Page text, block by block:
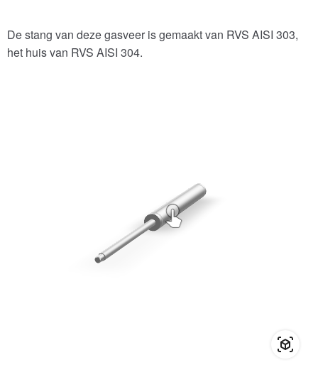
De stang van deze gasveer is gemaakt van RVS AISI 303,
het huis van RVS AISI 304.